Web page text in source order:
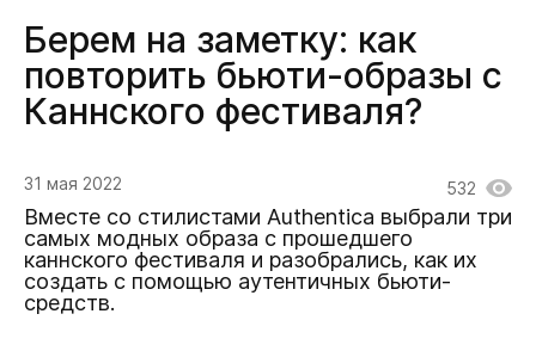
Берем на заметку: как
повторить бьюти-образы с
Каннского фестиваля?
31 мая 2022 532
Вместе со стилистами Authentica выбрали три
самых модных образа с прошедшего
каннского фестиваля и разобрались, как их
создать с помощью аутентичных бьюти-
средств.